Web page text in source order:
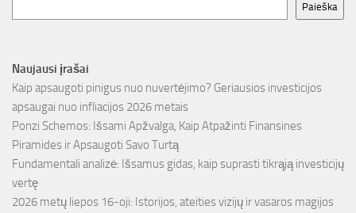
Paieška
Naujausi įrašai
Kaip apsaugoti pinigus nuo nuvertėjimo? Geriausios investicijos
apsaugai nuo infliacijos 2026 metais
Ponzi Schemos: Išsami Apžvalga, Kaip Atpažinti Finansines
Piramides ir Apsaugoti Savo Turtą
Fundamentali analizė: Išsamus gidas, kaip suprasti tikrąją investicijų
vertę
2026 metų liepos 16-oji: Istorijos, ateities vizijų ir vasaros magijos